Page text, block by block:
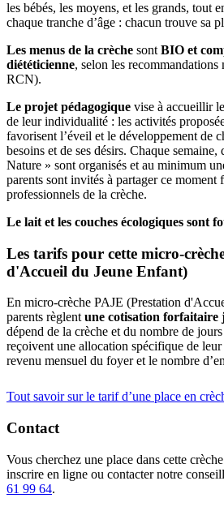
les bébés, les moyens, et les grands, tout
chaque tranche d’âge : chacun trouve sa
Les menus de la crèche sont BIO et
diététicienne, selon les
RCN).
Le projet pédagogique vise à accueillir
de leur individualité : les activités
favorisent l’éveil et le développement de
besoins et de ses désirs. Chaque semaine,
Nature » sont organisés et au minimum
parents sont invités à partager ce moment
professionnels de la crèche.
Le lait et les couches écologiques sont
Les tarifs pour cette micro-
d'Accueil du Jeune Enfant)
En micro-crèche PAJE (Prestation
parents règlent une cotisation forfaitaire
dépend de la crèche et du nombre de
reçoivent une allocation spécifique de
revenu mensuel du foyer et le nombre
Tout savoir sur le tarif d’une place en
Contact
Vous cherchez une place dans cette
inscrire en ligne ou contacter notre
61 99 64.